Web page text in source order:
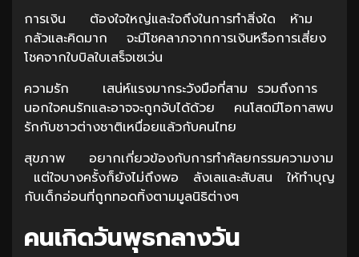
การเงิน ต้องใจใหญ่และใจถึงในการทำสิ่งใด ห้าม
กลัวและคิดมาก จะมีโชคลาภจากการเงินหรือการเสี่ยง
โชคจากใบบิลใบเสร็จเซเว่น
ความรัก เสน่ห์แรงมากระวังมือที่สาม รวมถึงการ
นอกใจคนรักและอาจจะถูกจับได้ด้วย คนโสดมีโอกาสพบ
รักกับชาวต่างชาติเหนื่อยแล้วกับคนไทย
สุขภาพ อยากเกี่ยวข้องกับการทำศัลยกรรมความงาม
แต่ใจบางครั้งก็ยังไม่ถึงพอ ลังเลและสับสน ให้ทำบุญ
กับเด็กอ่อนที่ถูกทอดทิ้งตามมูลนิธิต่างๆ
คนเกิดวันพุธกลางวัน